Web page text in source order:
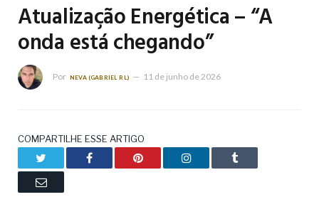
Atualização Energética – “A
onda está chegando”
Por NEVA (GABRIEL RL) 11 de junho de 2026
COMPARTILHE ESSE ARTIGO
Facebook Pinterest LinkedIn Tumblr
Email